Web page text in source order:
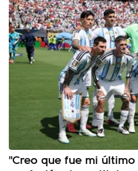
"Creo que fue mi